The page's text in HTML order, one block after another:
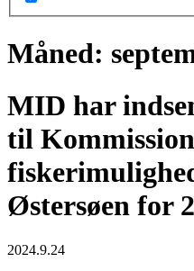
Måned:
MID har
til
Østersøen for
2024.9.24